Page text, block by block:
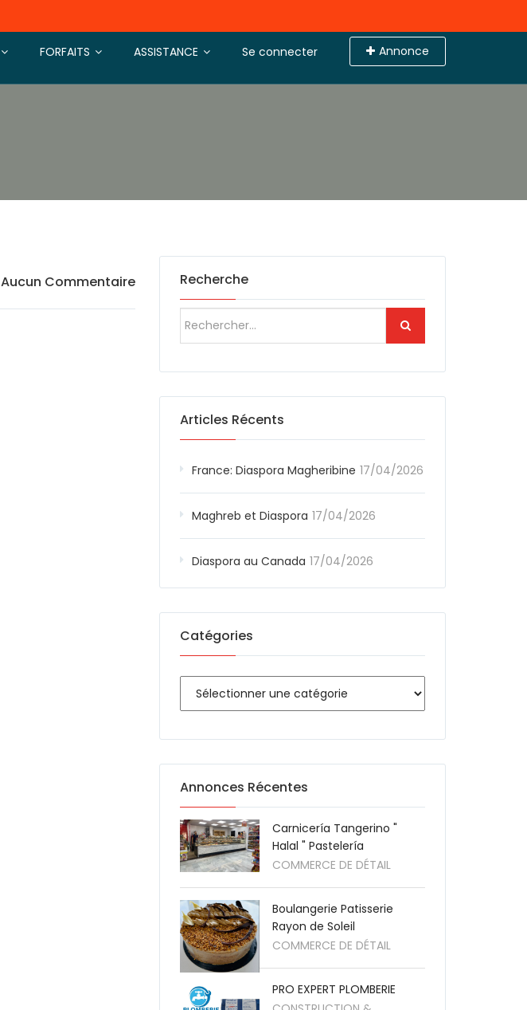
Se connecter Annonce
FORFAITS ASSISTANCE
Aucun Commentaire Recherche
Articles Récents
France: Diaspora Magheribine 17/04/2026
Maghreb et Diaspora 17/04/2026
Diaspora au Canada 17/04/2026
Catégories
Annonces Récentes
Carnicería Tangerino "
Halal " Pastelería
COMMERCE DE DÉTAIL
Boulangerie Patisserie
Rayon de Soleil
COMMERCE DE DÉTAIL
PRO EXPERT PLOMBERIE